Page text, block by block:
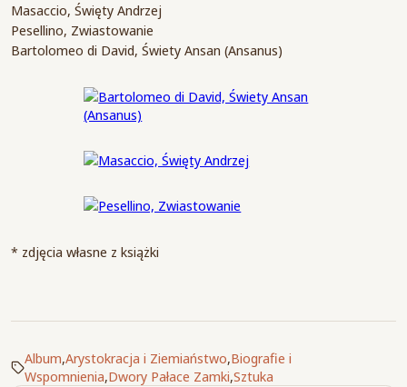
Masaccio, Święty Andrzej
Pesellino, Zwiastowanie
Bartolomeo di David, Świety Ansan (Ansanus)
* zdjęcia własne z książki
Album,Arystokracja i Ziemiaństwo,Biografie i
Wspomnienia,Dwory Pałace Zamki,Sztuka